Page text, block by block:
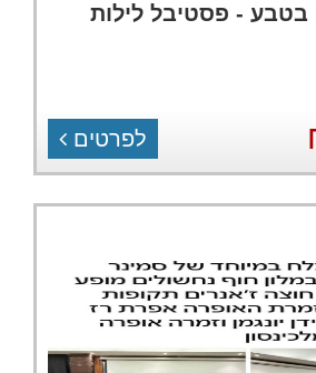
בטבע - פסטיבל לילות
לפרטים